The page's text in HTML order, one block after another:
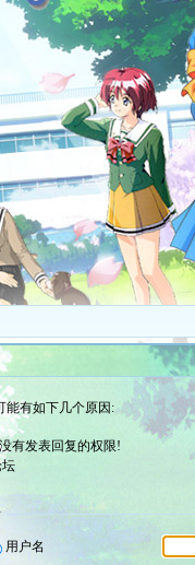
能有如下几个原因:
有发表回复的权限!
用户名